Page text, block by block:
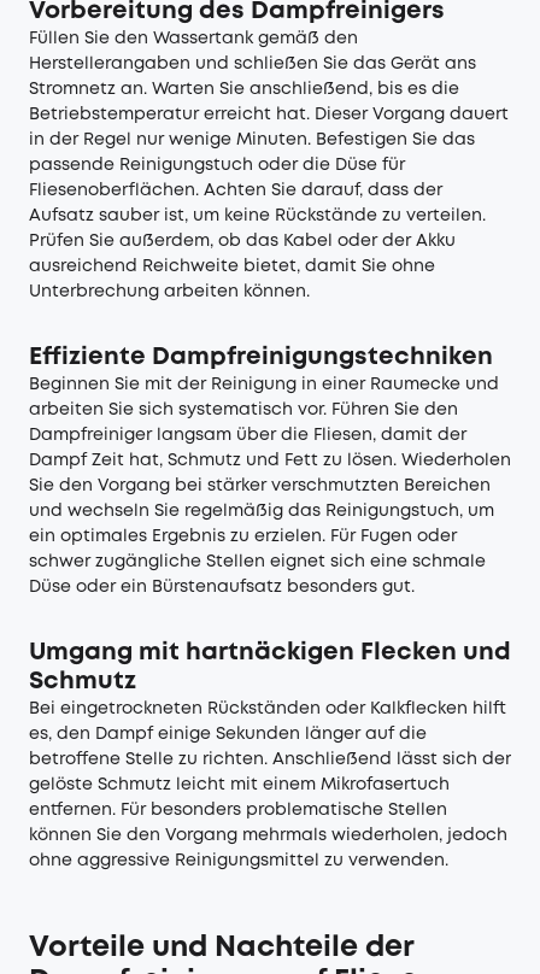
Vorbereitung des Dampfreinigers
Füllen Sie den Wassertank gemäß den
Herstellerangaben und schließen Sie das Gerät ans
Stromnetz an. Warten Sie anschließend, bis es die
Betriebstemperatur erreicht hat. Dieser Vorgang dauert
in der Regel nur wenige Minuten. Befestigen Sie das
passende Reinigungstuch oder die Düse für
Fliesenoberflächen. Achten Sie darauf, dass der
Aufsatz sauber ist, um keine Rückstände zu verteilen.
Prüfen Sie außerdem, ob das Kabel oder der Akku
ausreichend Reichweite bietet, damit Sie ohne
Unterbrechung arbeiten können.
Effiziente Dampfreinigungstechniken
Beginnen Sie mit der Reinigung in einer Raumecke und
arbeiten Sie sich systematisch vor. Führen Sie den
Dampfreiniger langsam über die Fliesen, damit der
Dampf Zeit hat, Schmutz und Fett zu lösen. Wiederholen
Sie den Vorgang bei stärker verschmutzten Bereichen
und wechseln Sie regelmäßig das Reinigungstuch, um
ein optimales Ergebnis zu erzielen. Für Fugen oder
schwer zugängliche Stellen eignet sich eine schmale
Düse oder ein Bürstenaufsatz besonders gut.
Umgang mit hartnäckigen Flecken und
Schmutz
Bei eingetrockneten Rückständen oder Kalkflecken hilft
es, den Dampf einige Sekunden länger auf die
betroffene Stelle zu richten. Anschließend lässt sich der
gelöste Schmutz leicht mit einem Mikrofasertuch
entfernen. Für besonders problematische Stellen
können Sie den Vorgang mehrmals wiederholen, jedoch
ohne aggressive Reinigungsmittel zu verwenden.
Vorteile und Nachteile der